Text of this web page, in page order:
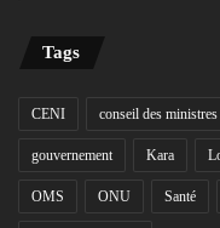
Tags
CENI conseil des ministres
gouvernement Kara
OMS ONU Santé